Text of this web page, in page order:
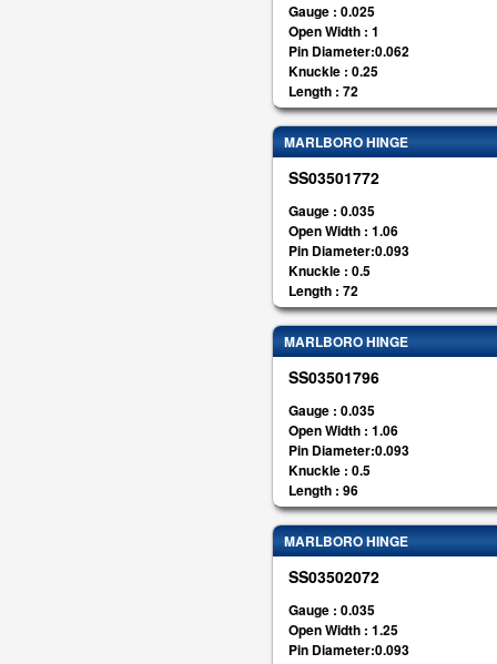
Gauge : 0.025
Open Width : 1
Pin Diameter:0.062
Knuckle : 0.25
Length : 72
MARLBORO HINGE
SS03501772
Gauge : 0.035
Open Width : 1.06
Pin Diameter:0.093
Knuckle : 0.5
Length : 72
MARLBORO HINGE
SS03501796
Gauge : 0.035
Open Width : 1.06
Pin Diameter:0.093
Knuckle : 0.5
Length : 96
MARLBORO HINGE
SS03502072
Gauge : 0.035
Open Width : 1.25
Pin Diameter:0.093